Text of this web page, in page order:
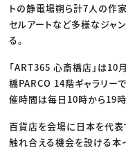
トの静電場朔ら計7人の作
セルアートなど多様なジャ
る。
「ART365 心斎橋店」は10
橋PARCO 14階ギャラリー
催時間は毎日10時から19時
百貨店を会場に日本を代表
触れ合える機会を設ける本